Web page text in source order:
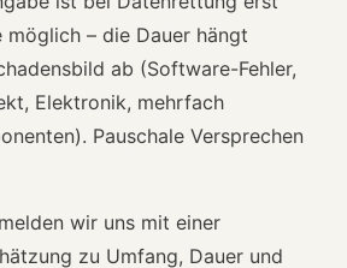
möglich – die Dauer hängt
ab (Software-Fehler,
Elektronik, mehrfach
Pauschale Versprechen
wir uns mit einer
zu Umfang, Dauer und